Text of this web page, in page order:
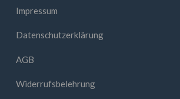
Impressum
Datenschutzerklärung
AGB
Widerrufsbelehrung